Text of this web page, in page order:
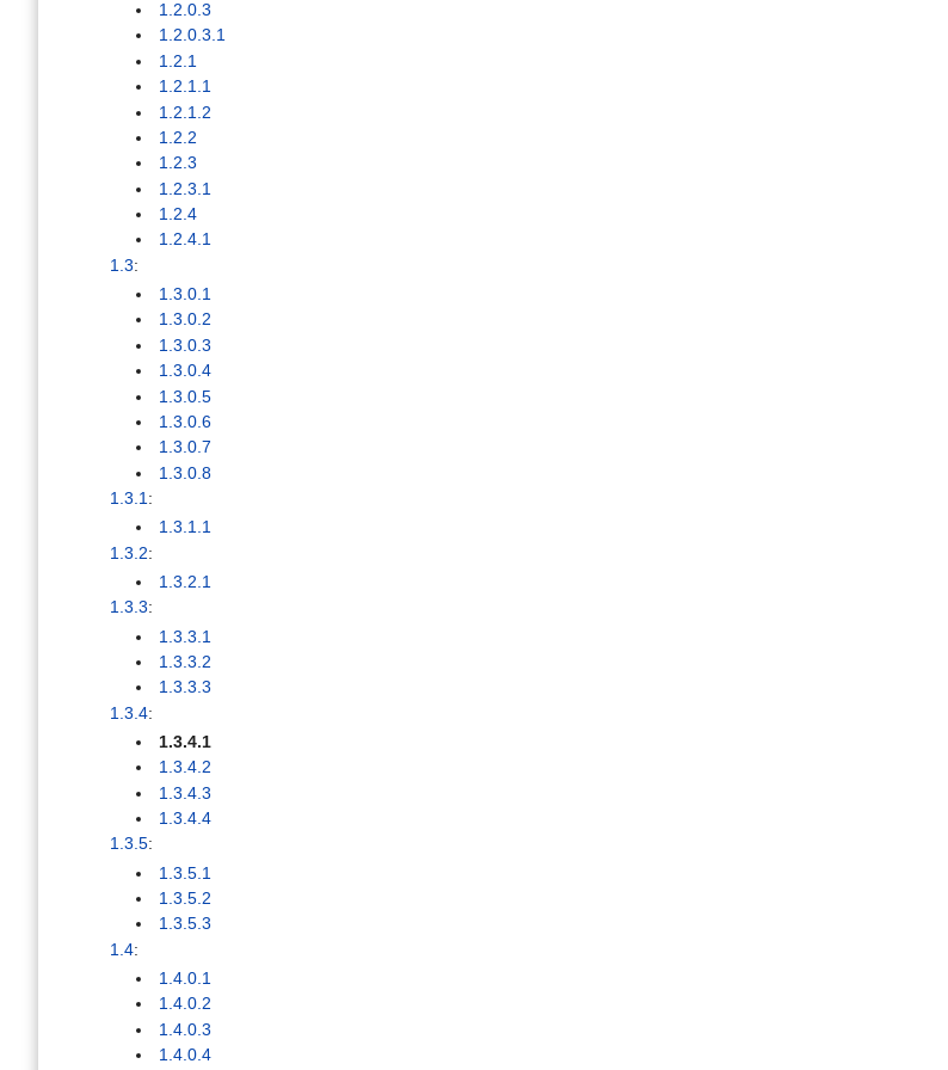
1.2.0.3
1.2.0.3.1
1.2.1
1.2.1.1
1.2.1.2
1.2.2
1.2.3
1.2.3.1
1.2.4
1.2.4.1
1.3:
1.3.0.1
1.3.0.2
1.3.0.3
1.3.0.4
1.3.0.5
1.3.0.6
1.3.0.7
1.3.0.8
1.3.1 :
1.3.1.1
1.3.2:
1.3.2.1
1.3.3:
1.3.3.1
1.3.3.2
1.3.3.3
1.3.4:
1.3.4.1
1.3.4.2
1.3.4.3
1.3.4.4
1.3.5:
1.3.5.1
1.3.5.2
1.3.5.3
1.4:
1.4.0.1
1.4.0.2
1.4.0.3
1.4.0.4